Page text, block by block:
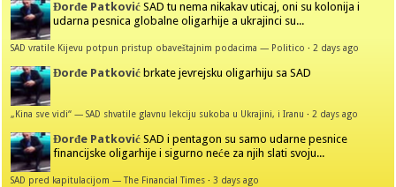
Đorđe Patković SAD tu nema nikakav uticaj, oni su kolonija i
udarna pesnica globalne oligarhije a ukrajinci su...
SAD vratile Kijevu potpun pristup obaveštajnim podacima — Politico ·2 days ago
Đorđe Patković brkate jevrejsku oligarhiju sa SAD
„Kina sve vidi“ — SAD shvatile glavnu lekciju sukoba u Ukrajini, i Iranu ·2 days ago
Đorđe Patković SAD i pentagon su samo udarne pesnice
financijske oligarhije i sigurno neće za njih slati svoju...
SAD pred kapitulacijom — The Financial Times ·3 days ago